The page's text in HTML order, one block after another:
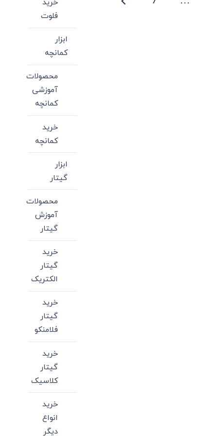
خرید
فلوت
ابزار
کمانچه
محصولات
آموزشی
کمانچه
خرید
کمانچه
ابزار
گیتار
محصولات
آموزش
گیتار
خرید
گیتار
الکتریک
خرید
گیتار
فلامنکو
خرید
گیتار
کلاسیک
خرید
انواع
دیگر